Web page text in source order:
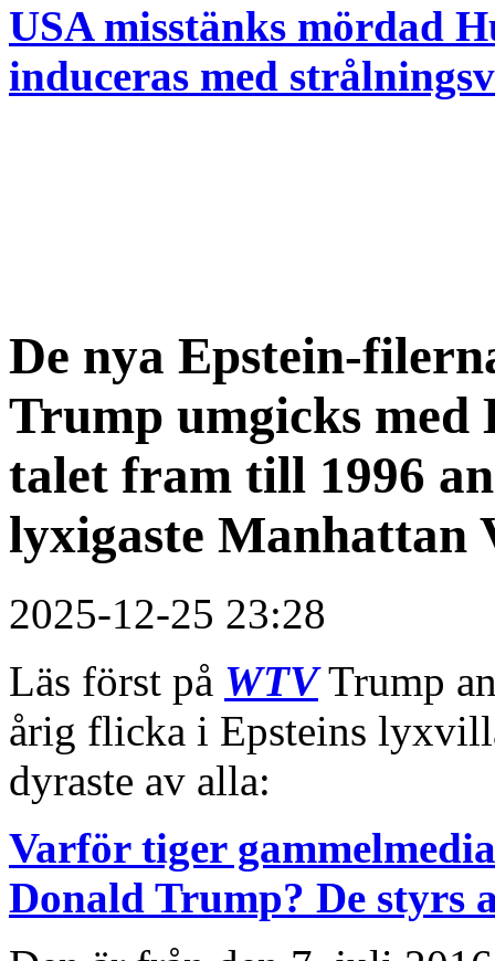
USA misstänks mördad
induceras med
De nya Epstein-
Trump umgicks med
talet fram till 1996
lyxigaste Manhattan
2025-12-25 23:28
Läs först på WTVTrump
årig flicka i Epsteins
dyraste av alla:
Varför tiger
Donald Trump? De styrs